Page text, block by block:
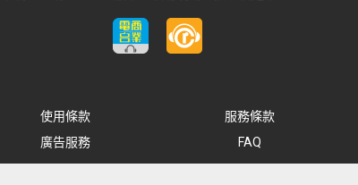
使用條款
服務條款
廣告服務 FAQ